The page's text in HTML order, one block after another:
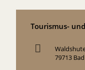
Tourismus-
79713